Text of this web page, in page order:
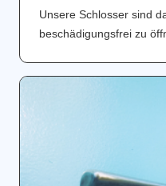
Unsere Schlosser sind
beschädigungsfrei zu